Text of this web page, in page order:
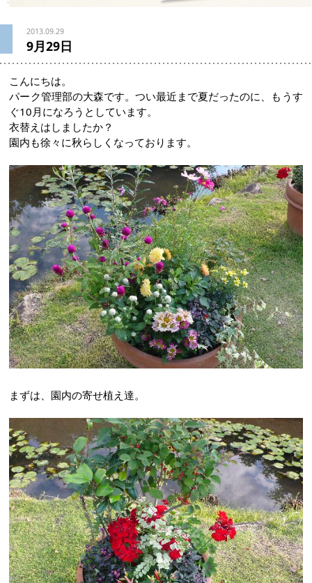
2013.09.29
9月29日
こんにちは。
パーク管理部の大森です。つい最近まで夏だったのに、もうす
ぐ10月になろうとしています。
衣替えはしましたか？
園内も徐々に秋らしくなっております。
まずは、園内の寄せ植え達。